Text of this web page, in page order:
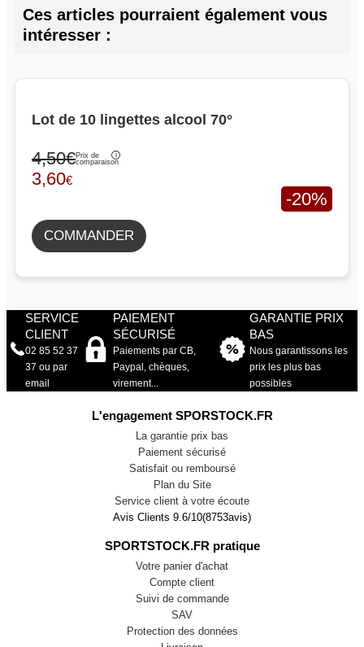
Ces articles pourraient également vous
intéresser :
Lot de 10 lingettes alcool 70°
4,50€Prix de
comparaison
3,60€
-20%
COMMANDER
SERVICE
CLIENT
02 85 52 37
37 ou par
email
PAIEMENT
SÉCURISÉ
Paiements par CB,
Paypal, chèques,
virement...
GARANTIE PRIX
BAS
Nous garantissons les
prix les plus bas
possibles
L'engagement SPORSTOCK.FR
La garantie prix bas
Paiement sécurisé
Satisfait ou remboursé
Plan du Site
Service client à votre écoute
Avis Clients 9.6/10(8753avis)
SPORTSTOCK.FR pratique
Votre panier d'achat
Compte client
Suivi de commande
SAV
Protection des données